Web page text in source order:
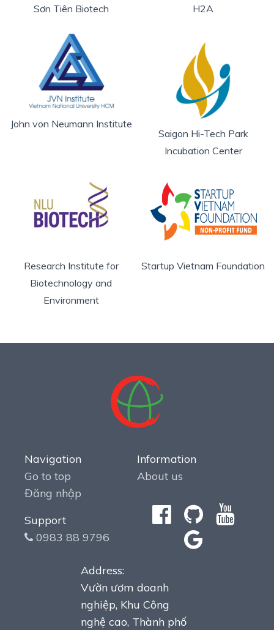
Sơn Tiên Biotech H2A
John von Neumann Institute
Saigon Hi-Tech Park
Incubation Center
Research Institute for
Biotechnology and
Environment
Startup Vietnam Foundation
Navigation
Go to top
Đăng nhập
Information
About us
Support
0983 88 9796
Address:
Vườn ươm doanh
nghiệp, Khu Công
nghệ cao, Thành phố